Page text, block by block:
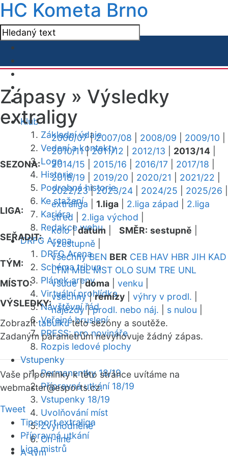
HC Kometa Brno
Klub
Základní údaje
Vedení a kontakty
Logo
Historie
Podrobná historie
Ke stažení
Kariéra
Redakce webu
DRFG Arena
DRFG Arena
Schéma tribun
Plánek areny
Virtuální prohlídka
Návštěvní řád
Veřejné bruslení
PRESS: pro novináře
Rozpis ledové plochy
Vstupenky
Permanentky 18/19
Přípravná utkání 18/19
Vstupenky 18/19
Uvolňování míst
Zvýhodněné
On-line
A-tým
Zápasy » Výsledky
extraligy
SEZONA:
2006/07|2007/08 2008/09 2009/10
2010/11|2011/12 2012/13 2013/14
2014/15
2015/16 2016/17 2017/18
2018/19
2019/20 2020/21 2021/22
2022/23|2023/24 2024/25 2025/26
LIGA:
extraliga 1.liga 2.liga západ
2.liga
střed
2.liga východ
SEŘADIT:
kolo|datum SMĚR: sestupně
vzestupně
TÝM:
všechny BEN BER CEB HAV HBR JIH KAD
LTM MBL MST OLO SUM TRE UNL
MÍSTO:
všude|doma venku
VÝSLEDKY:
všechny|remízy výhry v prodl.
nájezdy|prodl. nebo náj. s nulou
Zobrazittabulkutéto sezóny a soutěže.
Zadaným parametrům nevyhovuje žádný zápas.
Vaše připomínky k této stránce uvítáme na
webmaster@esports.cz.
Tweet
Tipsport extraliga
Přípravná utkání
Liga mistrů